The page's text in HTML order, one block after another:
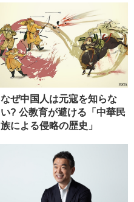
なぜ中国人は元寇を知らな
い? 公教育が避ける「中華民
族による侵略の歴史」